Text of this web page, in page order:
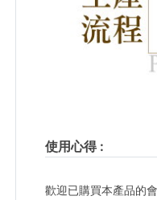
使用心得:
歡迎已購買本產品的